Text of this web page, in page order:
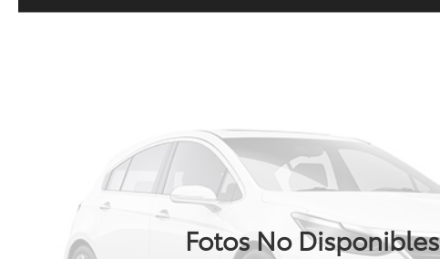
Fotos No Disponibles